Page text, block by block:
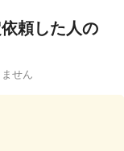
頼した人の
せん